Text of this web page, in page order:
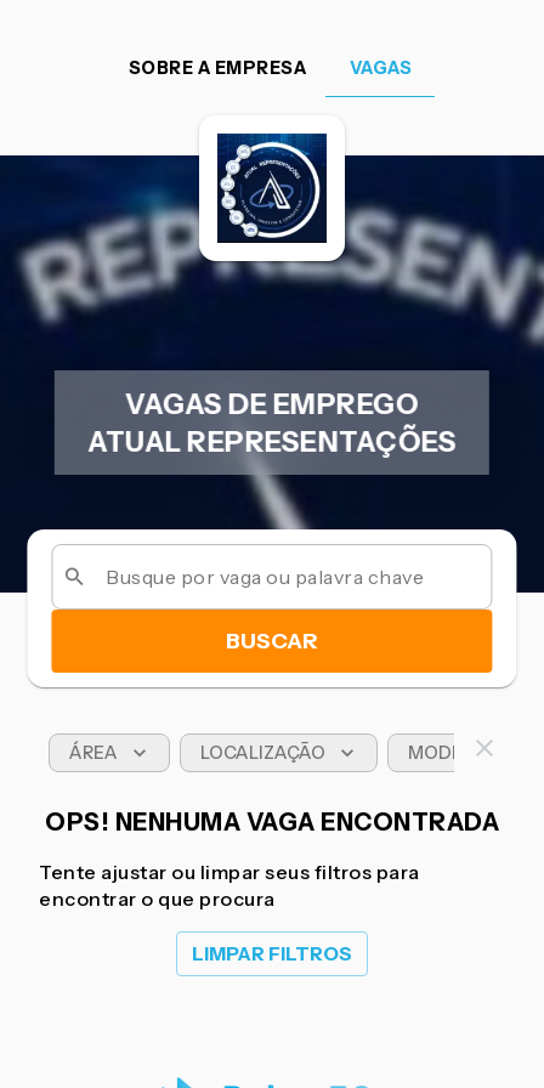
SOBRE A EMPRESA VAGAS
VAGAS DE EMPREGO
ATUAL REPRESENTAÇÕES
BUSCAR
ÁREA LOCALIZAÇÃO MODELO DE
OPS! NENHUMA VAGA ENCONTRADA
Tente ajustar ou limpar seus filtros para
encontrar o que procura
LIMPAR FILTROS